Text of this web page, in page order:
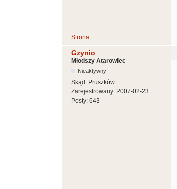
Strona
Gzynio
Młodszy Atarowiec
Nieaktywny
Skąd: Pruszków
Zarejestrowany: 2007-02-23
Posty: 643